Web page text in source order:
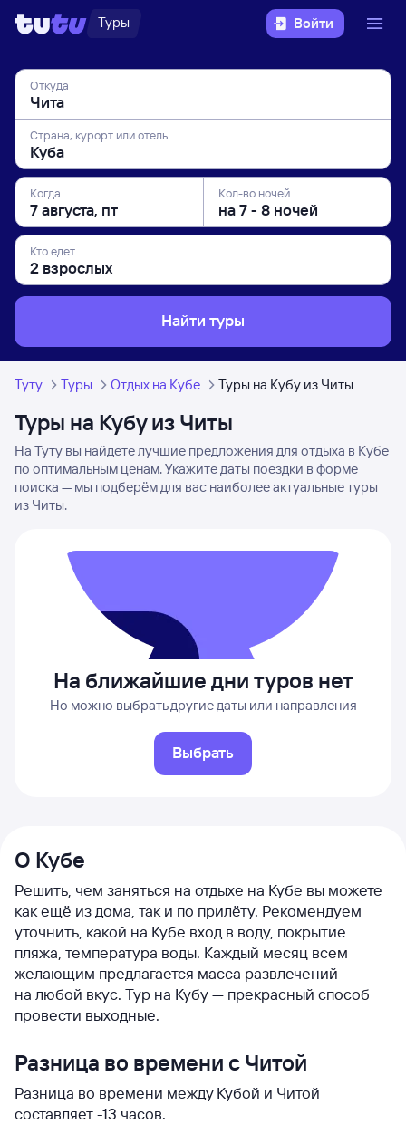
Туры Войти
Откуда
Страна, курорт или отель
Когда Кол-во ночей
Кто едет
Найти туры
Туту Туры Отдых на Кубе Туры на Кубу из Читы
Туры на Кубу из Читы
На Туту вы найдете лучшие предложения для отдыха в Кубе
по оптимальным ценам. Укажите даты поездки в форме
поиска — мы подберём для вас наиболее актуальные туры
из Читы.
На ближайшие дни туров нет
Но можно выбрать другие даты или направления
Выбрать
О Кубе
Решить, чем заняться на отдыхе на Кубе вы можете
как ещё из дома, так и по прилёту. Рекомендуем
уточнить, какой на Кубе вход в воду, покрытие
пляжа, температура воды. Каждый месяц всем
желающим предлагается масса развлечений
на любой вкус. Тур на Кубу — прекрасный способ
провести выходные.
Разница во времени с Читой
Разница во времени между Кубой и Читой
составляет -13 часов.